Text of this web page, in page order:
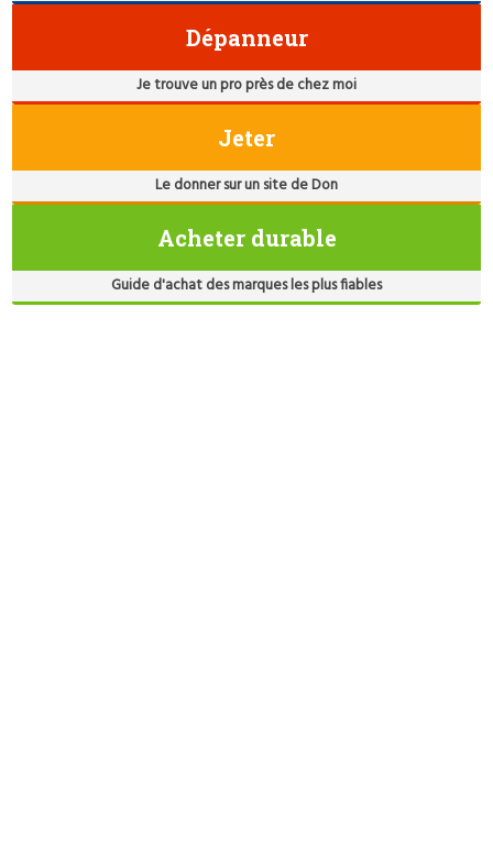
Dépanneur
Je trouve un pro près de chez moi
Jeter
Le donner sur un site de Don
Acheter durable
Guide d'achat des marques les plus fiables